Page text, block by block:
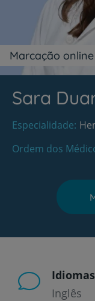
Marcação online
Sara
Especialidade
Ordem dos
Idiomas
Inglês